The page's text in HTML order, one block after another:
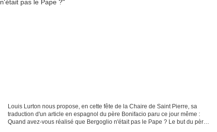
Louis Lurton nous propose, en cette fête de la Chaire de Saint Pierre, sa
traduction d'un article en espagnol du père Bonifacio paru ce jour même :
Quand avez-vous réalisé que Bergoglio n'était pas le Pape ? Le but du père